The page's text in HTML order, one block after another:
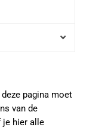
pagina moet
van de
je hier alle